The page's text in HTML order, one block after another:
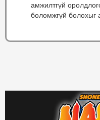
амжилтгүй
боломжгүй болохыг